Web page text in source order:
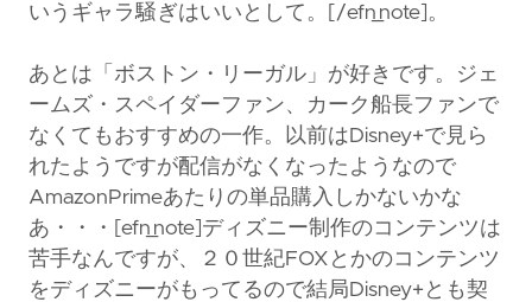
いうギャラ騒ぎはいいとして。[/efn_note]。
あとは「ボストン・リーガル」が好きです。ジェ
ームズ・スペイダーファン、カーク船長ファンで
なくてもおすすめの一作。以前はDisney+で見ら
れたようですが配信がなくなったようなので
AmazonPrimeあたりの単品購入しかないかな
あ・・・[efn_note]ディズニー制作のコンテンツは
苦手なんですが、２０世紀FOXとかのコンテンツ
をディズニーがもってるので結局Disney+とも契